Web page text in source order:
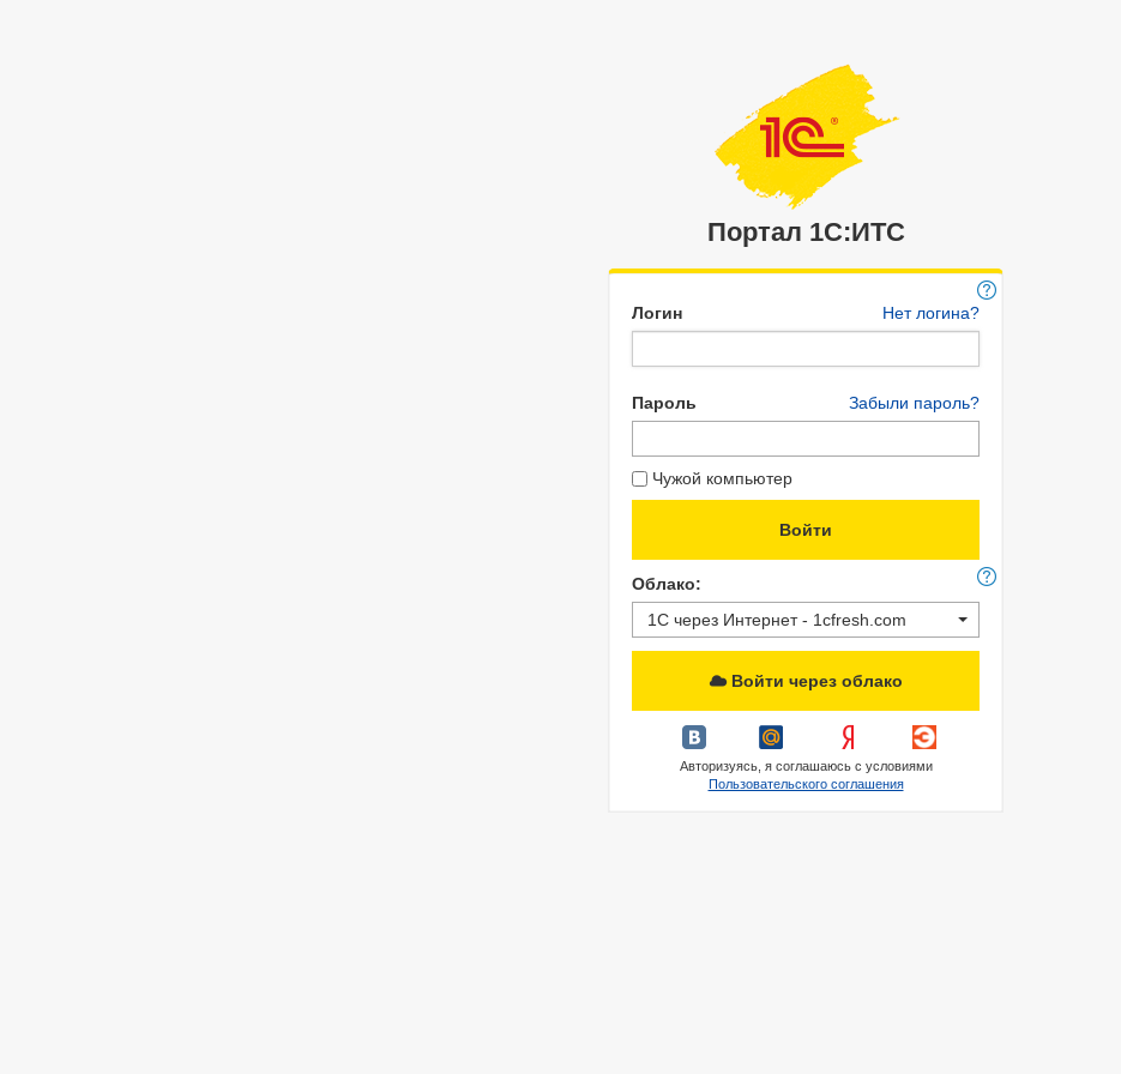
Портал 1C:ИТС
Логин Нет логина?
Пароль Забыли пароль?
Чужой компьютер
Облако:
1С через Интернет - 1cfresh.com
Войти через облако
Авторизуясь, я соглашаюсь с условиями
Пользовательского соглашения